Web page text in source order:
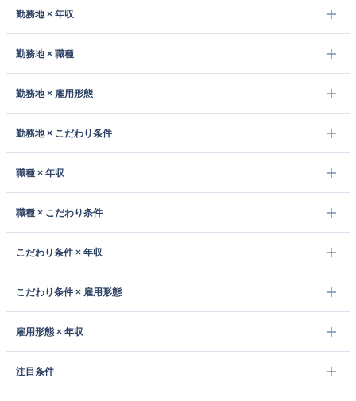
勤務地 × 年収
勤務地 × 職種
勤務地 × 雇用形態
勤務地 × こだわり条件
職種 × 年収
職種 × こだわり条件
こだわり条件 × 年収
こだわり条件 × 雇用形態
雇用形態 × 年収
注目条件